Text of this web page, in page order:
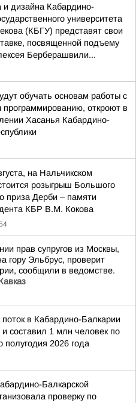
и дизайна Кабардино-
университета
(КБГУ) представят свои
посвященной подъему
Берберашвили...
обучать основам работы с
программированию, откроют в
Хасанья Кабардино-
на Нальчикском
розыгрыш Большого
приза Дерби – памяти
КБР В.М. Кокова
прав супругов из Москвы,
гору Эльбрус, проверит
сообщили в ведомстве.
поток в Кабардино-Балкарии
составил 1 млн человек по
полугодия 2026 года
Балкарской
проверку по